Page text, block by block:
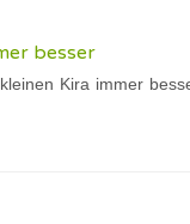
besser
Kira immer